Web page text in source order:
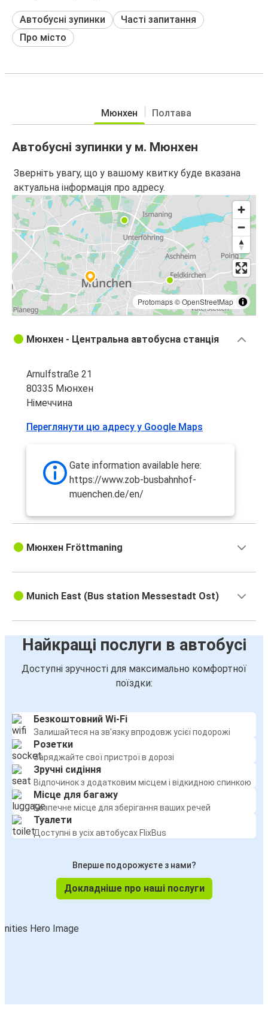
Автобусні зупинки
Часті запитання
Про місто
Мюнхен Полтава
Автобусні зупинки у м. Мюнхен
Зверніть увагу, що у вашому квитку буде вказана
актуальна інформація про адресу.
Protomaps©OpenStreetMap
Мюнхен - Центральна автобусна станція
Arnulfstraße 21
80335 Мюнхен
Німеччина
Переглянути цю адресу у Google Maps
Gate information available here:
https://www.zob-busbahnhof-
muenchen.de/en/
Мюнхен Fröttmaning
Munich East (Bus station Messestadt Ost)
Найкращі послуги в автобусі
Доступні зручності для максимально комфортної
поїздки:
Безкоштовний Wi-Fi
Залишайтеся на зв'язку впродовж усієї подорожі
Розетки
Заряджайте свої пристрої в дорозі
Зручні сидіння
Відпочинок з додатковим місцем і відкидною спинкою
Місце для багажу
Безпечне місце для зберігання ваших речей
Туалети
Доступні в усіх автобусах FlixBus
Вперше подорожуєте з нами?
Докладніше про наші послуги